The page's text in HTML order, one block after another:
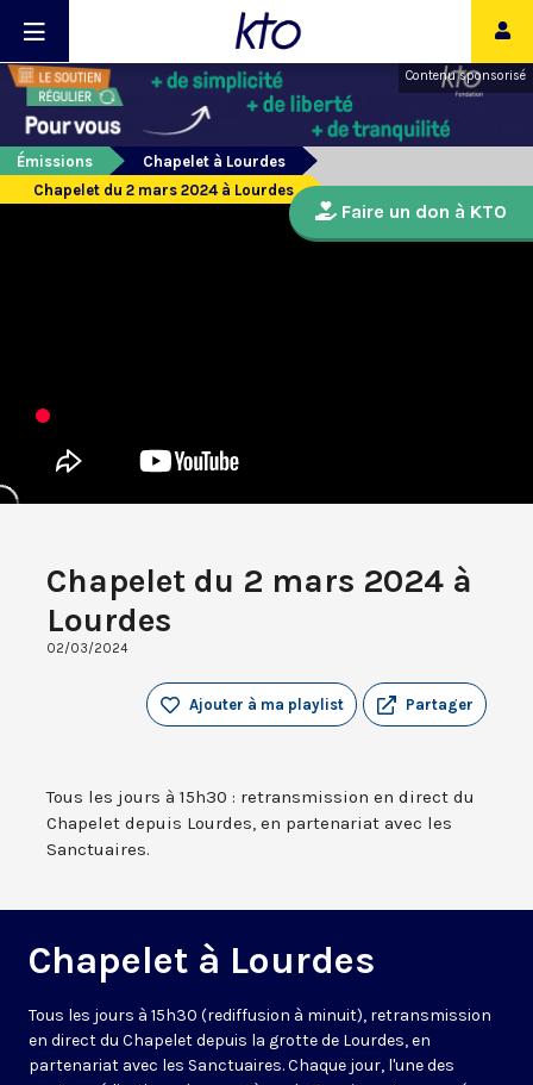
Contenu sponsorisé
Émissions
Chapelet à Lourdes
Chapelet du 2 mars 2024 à Lourdes
Chapelet du 2 mars 2024 à
Lourdes
02/03/2024
Partager
Ajouter à ma playlist
Tous les jours à 15h30 : retransmission en direct du
Chapelet depuis Lourdes, en partenariat avec les
Sanctuaires.
Chapelet à Lourdes
Tous les jours à 15h30 (rediffusion à minuit), retransmission
en direct du Chapelet depuis la grotte de Lourdes, en
partenariat avec les Sanctuaires. Chaque jour, l'une des
Faire un don à KTO